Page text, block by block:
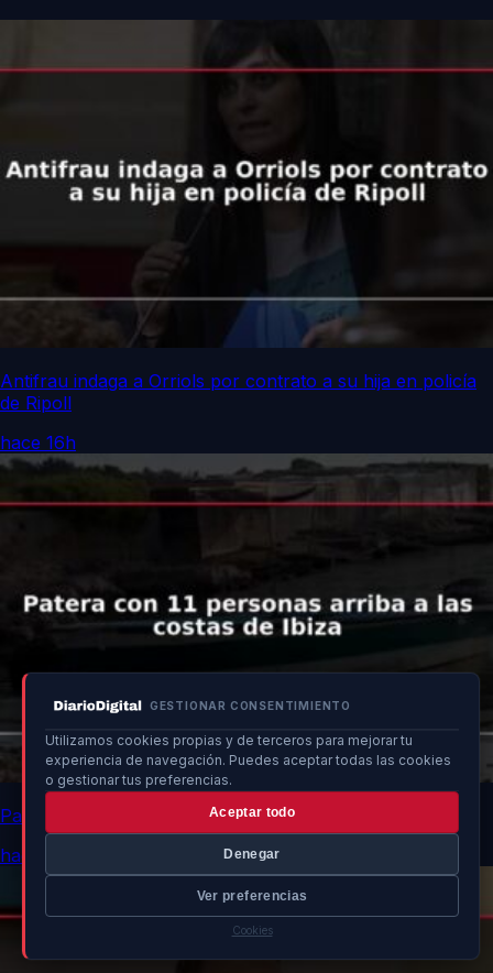
GESTIONAR CONSENTIMIENTO
Utilizamos cookies propias y de terceros para mejorar tu
experiencia de navegación. Puedes aceptar todas las cookies
o gestionar tus preferencias.
Aceptar todo
Denegar
Ver preferencias
Cookies
Antifrau indaga a Orriols por contrato a su hija en policía
de Ripoll
hace 16h
Patera con 11 personas arriba a las costas de Ibiza
hace 16h